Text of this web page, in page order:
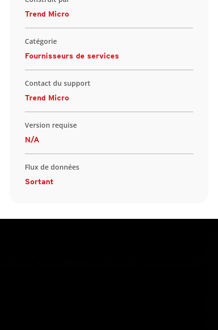
Trend Micro
Catégorie
Fournisseurs de services
Contact du support
Trend Micro
Version requise
N/A
Flux de données
Sortant